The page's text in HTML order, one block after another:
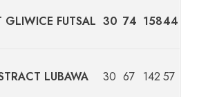
GLIWICE FUTSAL 30 74 15844
LUBAWA 30 67 142 57